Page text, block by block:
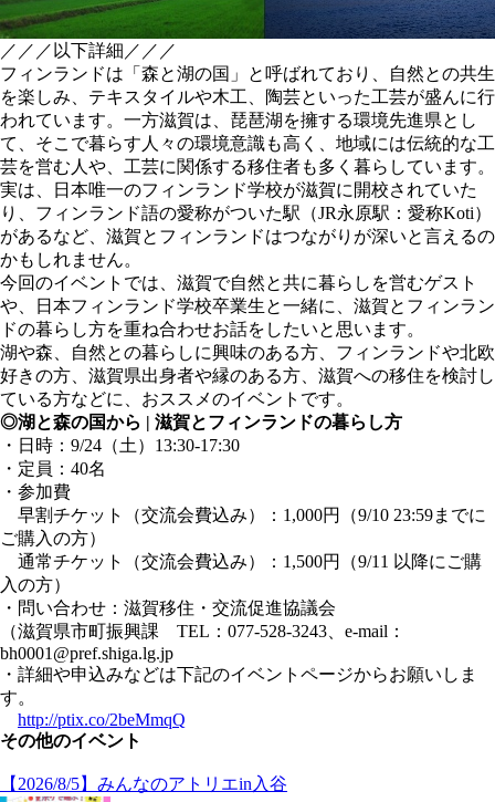
／／／以下詳細／／／
フィンランドは「森と湖の国」と呼ばれており、自然との共生
を楽しみ、テキスタイルや木工、陶芸といった工芸が盛んに行
われています。一方滋賀は、琵琶湖を擁する環境先進県とし
て、そこで暮らす人々の環境意識も高く、地域には伝統的な工
芸を営む人や、工芸に関係する移住者も多く暮らしています。
実は、日本唯一のフィンランド学校が滋賀に開校されていた
り、フィンランド語の愛称がついた駅（JR永原駅：愛称Koti）
があるなど、滋賀とフィンランドはつながりが深いと言えるの
かもしれません。
今回のイベントでは、滋賀で自然と共に暮らしを営むゲスト
や、日本フィンランド学校卒業生と一緒に、滋賀とフィンラン
ドの暮らし方を重ね合わせお話をしたいと思います。
湖や森、自然との暮らしに興味のある方、フィンランドや北欧
好きの方、滋賀県出身者や縁のある方、滋賀への移住を検討し
ている方などに、おススメのイベントです。
◎湖と森の国から | 滋賀とフィンランドの暮らし方
・日時：9/24（土）13:30-17:30
・定員：40名
・参加費
早割チケット（交流会費込み）：1,000円（9/10 23:59までに
ご購入の方）
通常チケット（交流会費込み）：1,500円（9/11 以降にご購
入の方）
・問い合わせ：滋賀移住・交流促進協議会
（滋賀県市町振興課 TEL：077-528-3243、e-mail：
bh0001@pref.shiga.lg.jp
・詳細や申込みなどは下記のイベントページからお願いしま
す。
http://ptix.co/2beMmqQ
その他のイベント
【2026/8/5】みんなのアトリエin入谷